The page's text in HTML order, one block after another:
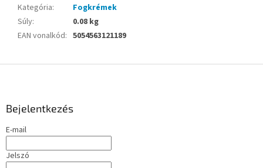
Kategória:
Fogkrémek
Súly:
0.08 kg
EAN vonalkód: 5054563121189
Bejelentkezés
E-mail
Jelszó